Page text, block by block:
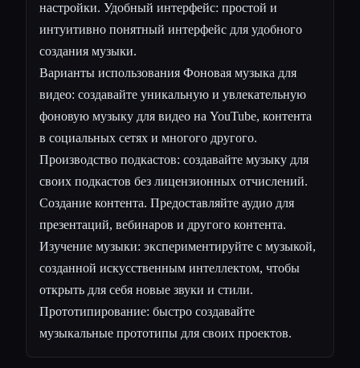
настройки. Удобный интерфейс: простой и
интуитивно понятный интерфейс для удобного
создания музыки.
Варианты использования Фоновая музыка для
видео: создавайте уникальную и увлекательную
фоновую музыку для видео на YouTube, контента
в социальных сетях и многого другого.
Производство подкастов: создавайте музыку для
своих подкастов без лицензионных отчислений.
Создание контента. Предоставляйте аудио для
презентаций, вебинаров и другого контента.
Изучение музыки: экспериментируйте с музыкой,
созданной искусственным интеллектом, чтобы
открыть для себя новые звуки и стили.
Прототипирование: быстро создавайте
музыкальные прототипы для своих проектов.